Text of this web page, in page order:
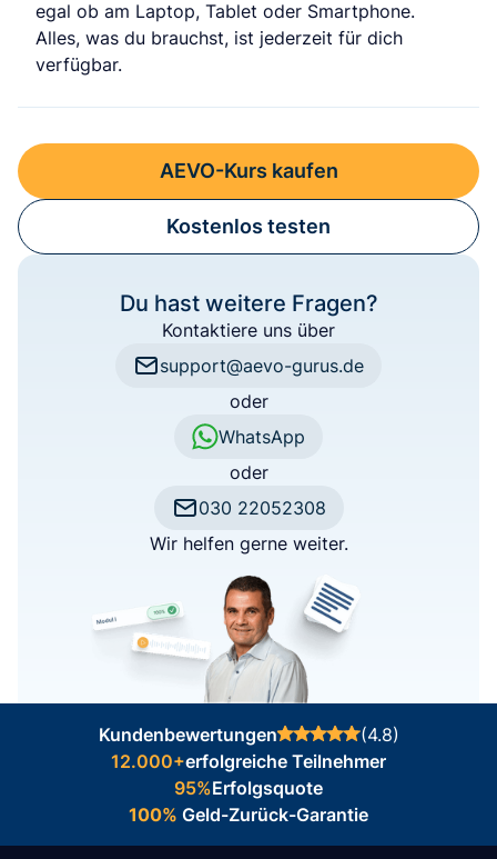
egal ob am Laptop, Tablet oder Smartphone.
Alles, was du brauchst, ist jederzeit für dich
verfügbar.
AEVO-Kurs kaufen
Kostenlos testen
Du hast weitere Fragen?
Kontaktiere uns über
support@aevo-gurus.de
oder
WhatsApp
oder
030 22052308
Wir helfen gerne weiter.
Kundenbewertungen
(4.8)
12.000+erfolgreiche Teilnehmer
95%Erfolgsquote
100% Geld-Zurück-Garantie